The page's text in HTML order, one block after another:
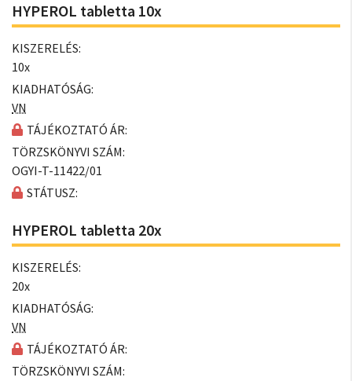
HYPEROL tabletta 10x
KISZERELÉS:
10x
KIADHATÓSÁG:
VN
TÁJÉKOZTATÓ ÁR:
TÖRZSKÖNYVI SZÁM:
OGYI-T-11422/01
STÁTUSZ:
HYPEROL tabletta 20x
KISZERELÉS:
20x
KIADHATÓSÁG:
VN
TÁJÉKOZTATÓ ÁR:
TÖRZSKÖNYVI SZÁM: